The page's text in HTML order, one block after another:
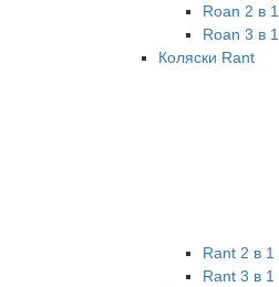
Roan 2 в 1
Roan 3 в 1
Коляски Rant
Rant 2 в 1
Rant 3 в 1